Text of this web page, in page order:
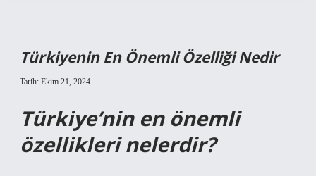
Türkiyenin En Önemli Özelliği Nedir
Tarih: Ekim 21, 2024
Türkiye’nin en önemli
özellikleri nelerdir?